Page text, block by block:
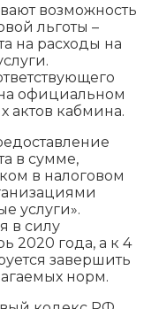
возможность
льготы –
на расходы на
официальном
актов кабмина.
в сумме,
в налоговом
услуги».
в силу
2020 года, а к 4
завершить
норм.